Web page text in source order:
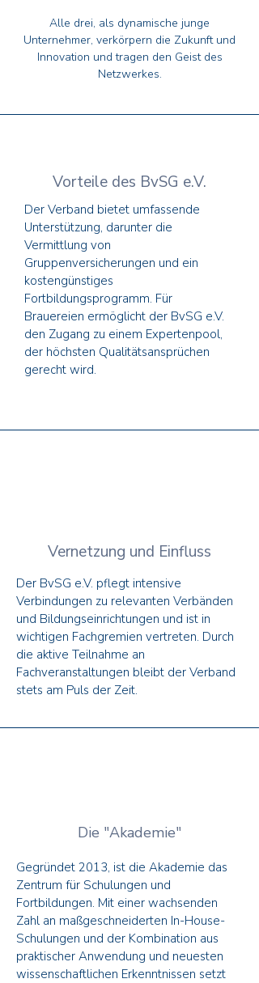
Alle drei, als dynamische junge
Unternehmer, verkörpern die Zukunft und
Innovation und tragen den Geist des
Netzwerkes.
Vorteile des BvSG e.V.
Der Verband bietet umfassende
Unterstützung, darunter die
Vermittlung von
Gruppenversicherungen und ein
kostengünstiges
Fortbildungsprogramm. Für
Brauereien ermöglicht der BvSG e.V.
den Zugang zu einem Expertenpool,
der höchsten Qualitätsansprüchen
gerecht wird.
Vernetzung und Einfluss
Der BvSG e.V. pflegt intensive
Verbindungen zu relevanten Verbänden
und Bildungseinrichtungen und ist in
wichtigen Fachgremien vertreten. Durch
die aktive Teilnahme an
Fachveranstaltungen bleibt der Verband
stets am Puls der Zeit.
Die "Akademie"
Gegründet 2013, ist die Akademie das
Zentrum für Schulungen und
Fortbildungen. Mit einer wachsenden
Zahl an maßgeschneiderten In-House-
Schulungen und der Kombination aus
praktischer Anwendung und neuesten
wissenschaftlichen Erkenntnissen setzt